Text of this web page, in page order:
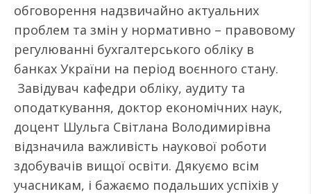
обговорення надзвичайно актуальних
проблем та змін у нормативно – правовому
регулюванні бухгалтерського обліку в
банках України на період воєнного стану.
Завідувач кафедри обліку, аудиту та
оподаткування, доктор економічних наук,
доцент Шульга Світлана Володимирівна
відзначила важливість наукової роботи
здобувачів вищої освіти. Дякуємо всім
учасникам, і бажаємо подальших успіхів у